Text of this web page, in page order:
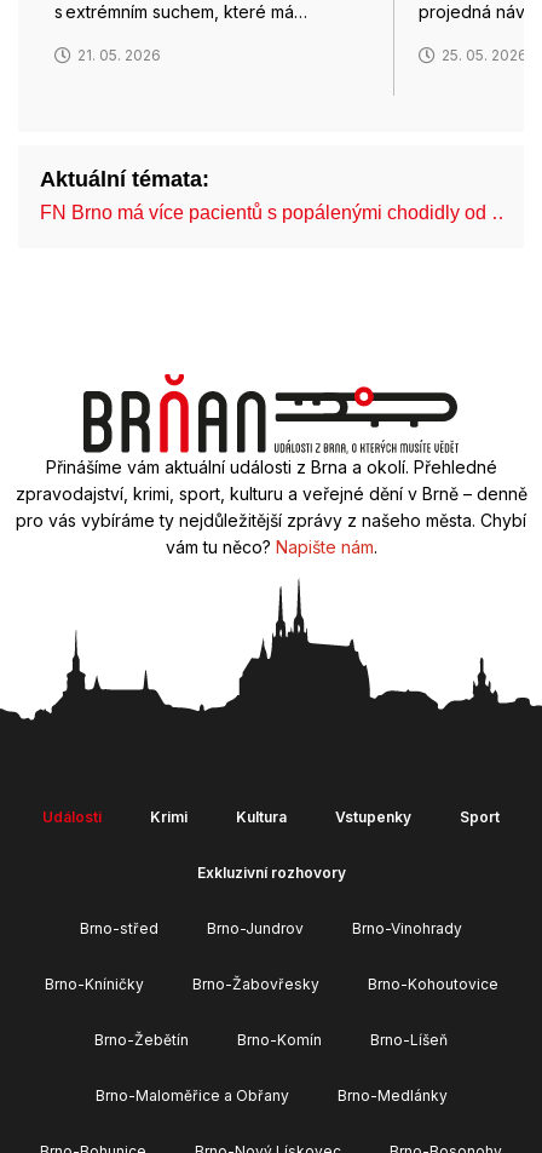
s extrémním suchem, které má…
21. 05. 2026
projedná
25. 05. 2026
Aktuální témata:
FN Brno má více pacientů s popálenými chodidly od …
Přinášíme vám aktuální události z Brna a okolí. Přehledné
zpravodajství, krimi, sport, kulturu a veřejné dění v Brně – denně
pro vás vybíráme ty nejdůležitější zprávy z našeho města. Chybí
vám tu něco? Napište nám.
Události Krimi Kultura Vstupenky Sport
Exkluzivní rozhovory
Brno-střed Brno-Jundrov Brno-Vinohrady
Brno-Kníničky Brno-Žabovřesky Brno-Kohoutovice
Brno-Žebětín Brno-Komín Brno-Líšeň
Brno-Maloměřice a Obřany Brno-Medlánky